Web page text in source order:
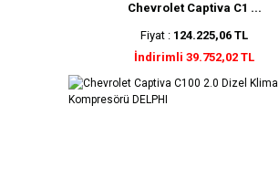
Chevrolet Captiva C1 ...
Fiyat : 124.225,06 TL
İndirimli 39.752,02 TL